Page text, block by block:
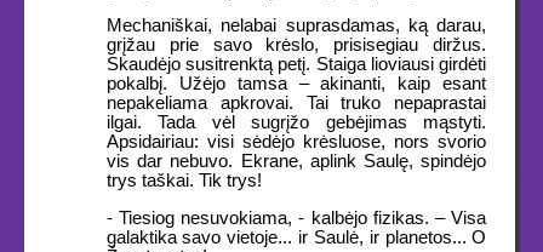
Mechaniškai, nelabai suprasdamas, ką darau,
grįžau prie savo krėslo, prisisegiau diržus.
Skaudėjo susitrenktą petį. Staiga lioviausi girdėti
pokalbį. Užėjo tamsa – akinanti, kaip esant
nepakeliama apkrovai. Tai truko nepaprastai
ilgai. Tada vėl sugrįžo gebėjimas mąstyti.
Apsidairiau: visi sėdėjo krėsluose, nors svorio
vis dar nebuvo. Ekrane, aplink Saulę, spindėjo
trys taškai. Tik trys!
- Tiesiog nesuvokiama, - kalbėjo fizikas. – Visa
galaktika savo vietoje... ir Saulė, ir planetos... O